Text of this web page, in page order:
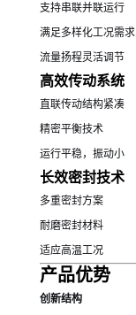
支持串联并联运行
满足多样化工况需求
流量扬程灵活调节
高效传动系统
直联传动结构紧凑
精密平衡技术
运行平稳，振动小
长效密封技术
多重密封方案
耐磨密封材料
适应高温工况
产品优势
创新结构